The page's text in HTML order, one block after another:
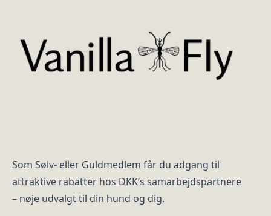
Som Sølv- eller Guldmedlem får du adgang til
attraktive rabatter hos DKK’s samarbejdspartnere
– nøje udvalgt til din hund og dig.